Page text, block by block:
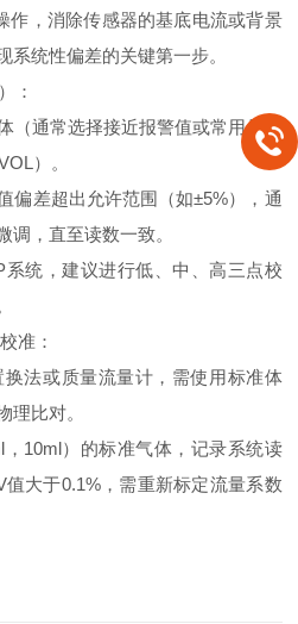
作，消除传感器的基底电流或背景
系统性偏差的关键第一步。
：
（通常选择接近报警值或常用量程
）。
偏差超出允许范围（如±5%），通
调，直至读数一致。
统，建议进行低、中、高三点校
准‌：
法‌或‌质量流量计‌，需使用‌标准体
理比对。
10ml）的标准气体，记录系统读
大于0.1%，需重新标定流量系数